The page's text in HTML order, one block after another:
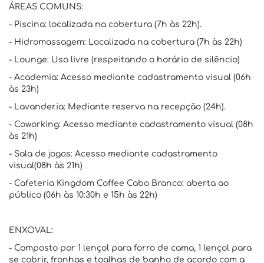
ÁREAS COMUNS:
- Piscina: localizada na cobertura (7h às 22h).
- Hidromassagem: Localizada na cobertura (7h às 22h)
- Lounge: Uso livre (respeitando o horário de silêncio)
- Academia: Acesso mediante cadastramento visual (06h
às 23h)
- Lavanderia: Mediante reserva na recepção (24h).
- Coworking: Acesso mediante cadastramento visual (08h
às 21h)
- Sala de jogos: Acesso mediante cadastramento
visual(08h às 21h)
- Cafeteria Kingdom Coffee Cabo Branco: aberta ao
público (06h às 10:30h e 15h às 22h)
ENXOVAL:
- Composto por 1 lençol para forro de cama, 1 lençol para
se cobrir, fronhas e toalhas de banho de acordo com a